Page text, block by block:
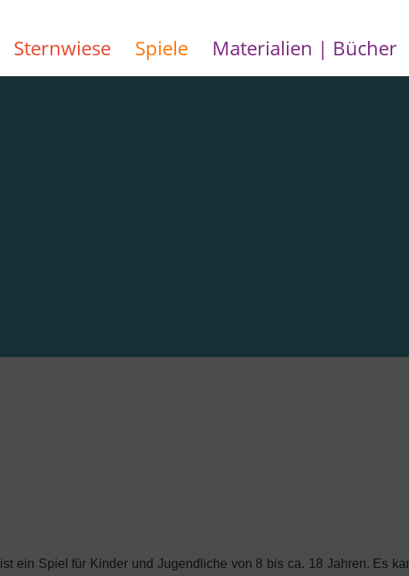
Sternwiese Spiele Materialien | Bücher
ist ein Spiel für Kinder und Jugendliche von 8 bis ca. 18 Jahren. Es